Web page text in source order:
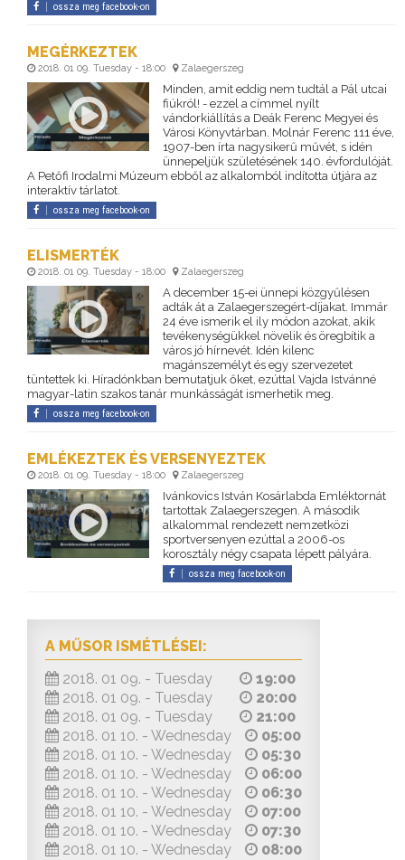
ossza meg facebook-on
MEGÉRKEZTEK
2018. 01 09. Tuesday - 18:00 Zalaegerszeg
Minden, amit eddig nem tudtál a Pál utcai
fiúkról! - ezzel a címmel nyílt
vándorkiállítás a Deák Ferenc Megyei és
Városi Könyvtárban. Molnár Ferenc 111 éve,
1907-ben írta nagysikerű művét, s idén
ünnepeljük születésének 140. évfordulóját.
A Petőfi Irodalmi Múzeum ebből az alkalomból indította útjára az
interaktív tárlatot.
ossza meg facebook-on
ELISMERTÉK
2018. 01 09. Tuesday - 18:00 Zalaegerszeg
A december 15-ei ünnepi közgyűlésen
adták át a Zalaegerszegért-díjakat. Immár
24 éve ismerik el ily módon azokat, akik
tevékenységükkel növelik és öregbítik a
város jó hírnevét. Idén kilenc
magánszemélyt és egy szervezetet
tüntettek ki. Híradónkban bemutatjuk őket, ezúttal Vajda Istvánné
magyar-latin szakos tanár munkásságát ismerhetik meg.
ossza meg facebook-on
EMLÉKEZTEK ÉS VERSENYEZTEK
2018. 01 09. Tuesday - 18:00 Zalaegerszeg
Ivánkovics István Kosárlabda Emléktornát
tartottak Zalaegerszegen. A második
alkalommal rendezett nemzetközi
sportversenyen ezúttal a 2006-os
korosztály négy csapata lépett pályára.
ossza meg facebook-on
A MŰSOR ISMÉTLÉSEI:
2018. 01 09. - Tuesday
19:00
2018. 01 09. - Tuesday
20:00
2018. 01 09. - Tuesday
21:00
2018. 01 10. - Wednesday
05:00
2018. 01 10. - Wednesday
05:30
2018. 01 10. - Wednesday
06:00
2018. 01 10. - Wednesday
06:30
2018. 01 10. - Wednesday
07:00
2018. 01 10. - Wednesday
07:30
2018. 01 10. - Wednesday
08:00